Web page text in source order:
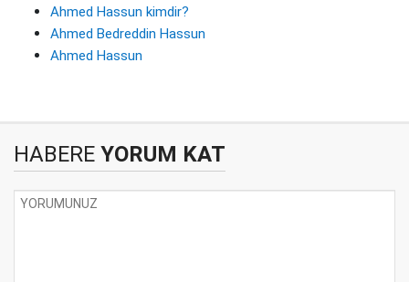
Ahmed Hassun kimdir?
Ahmed Bedreddin Hassun
Ahmed Hassun
HABERE YORUM KAT